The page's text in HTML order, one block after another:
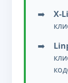
X-